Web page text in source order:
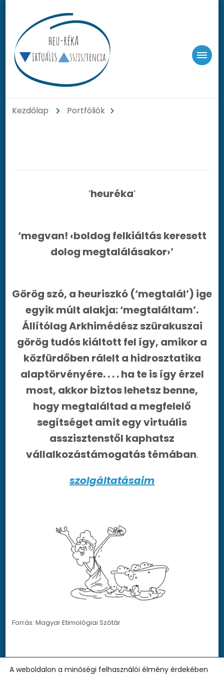
heu-Reka
Kezdőlap Portfóliók
‘heuréka‘
‘megvan! ‹boldog felkiáltás keresett
dolog megtalálásakor›’
Görög szó, a heuriszkó (‘megtalál’) ige
egyik múlt alakja: ‘megtaláltam’.
Állítólag Arkhimédész szürakuszai
görög tudós kiáltott fel így, amikor a
közfürdőben rálelt a hidrosztatika
alaptörvényére. . . . ha te is így érzel
most, akkor biztos lehetsz benne,
hogy megtaláltad a megfelelő
segítséget amit egy virtuális
asszisztenstől kaphatsz
vállalkozástámogatás témában.
szolgáltatásaim
Forrás: Magyar Etimológiai Szótár
A weboldalon a minőségi felhasználói élmény érdekében